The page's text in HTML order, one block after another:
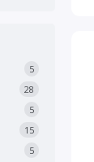
5
28
5
15
5